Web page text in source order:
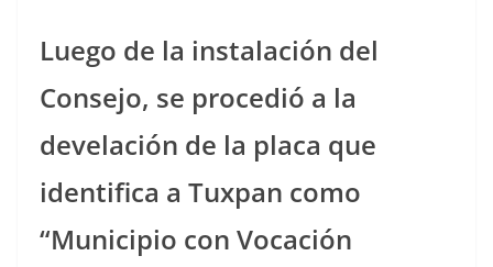
Luego de la instalación del
Consejo, se procedió a la
develación de la placa que
identifica a Tuxpan como
“Municipio con Vocación